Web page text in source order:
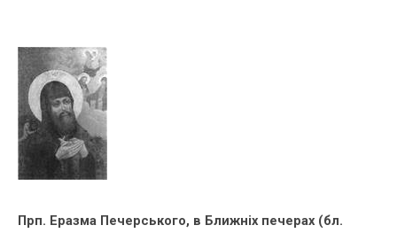
Прп. Еразма Печерського, в Ближніх печерах (бл.